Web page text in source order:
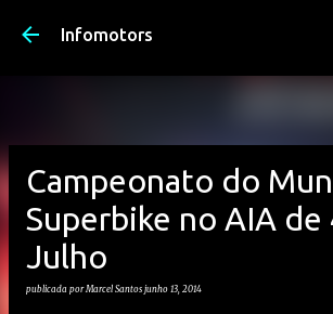
Avançar para o conteúdo
Infomotors
Campeonato do
Superbike no AIA de
Julho
publicada porMarcel Santos junho 13, 2014